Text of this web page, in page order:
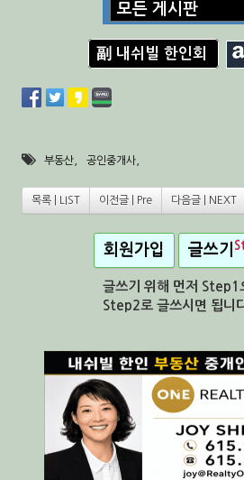
副 내쉬빌 한인회
부동산 공인중개사
목록 | LIST 이전글 | Pre 다음글 | NEXT
회원가입 글쓰기
글쓰기 위해 먼저 Step1
Step2로 글쓰시면 됩니